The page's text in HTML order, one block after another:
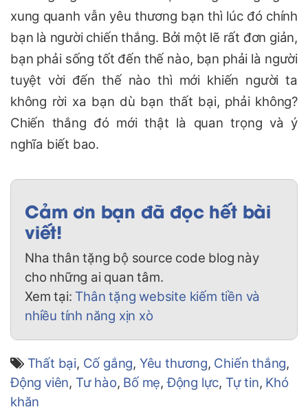
xung quanh vẫn yêu thương bạn thì lúc đó chính
bạn là người chiến thắng. Bởi một lẽ rất đơn giản,
bạn phải sống tốt đến thế nào, bạn phải là người
tuyệt vời đến thế nào thì mới khiến người ta
không rời xa bạn dù bạn thất bại, phải không?
Chiến thắng đó mới thật là quan trọng và ý
nghĩa biết bao.
Cảm ơn bạn đã đọc hết bài
viết!
Nha thân tặng bộ source code blog này
cho những ai quan tâm.
Xem tại: Thân tặng website kiếm tiền và
nhiều tính năng xịn xò
Thất bại, Cố gắng, Yêu thương, Chiến thắng,
Động viên, Tư hào, Bố mẹ,Động lực, Tự tin, Khó
khăn